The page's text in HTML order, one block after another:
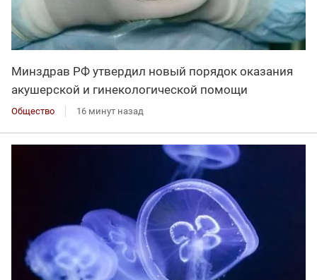
Минздрав РФ утвердил новый порядок оказания
акушерской и гинекологической помощи
Общество 16 минут назад